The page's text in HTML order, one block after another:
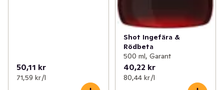
50,11 kr
71,59 kr /l
Shot Ingefära &
Rödbeta
500 ml, Garant
40,22 kr
80,44 kr /l